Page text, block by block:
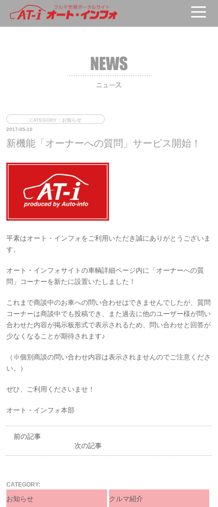
>ニュース> 新機能「オーナーへの質問」サービス開始！
CATEGORY：お知らせ
2017-05-10
新機能「オーナーへの質問」サービス開始！
平素はオート・インフォをご利用いただき誠にありがとうございま
す。
オート・インフォサイトの車輌詳細ページ内に「オーナーへの質
問」コーナーを新たに設置いたしました！
これまで商談中のお車への問い合わせはできませんでしたが、質問
コーナーは商談中でも投稿でき、また過去に他のユーザー様が問い
合わせた内容が掲示板形式で表示されるため、問い合わせと回答が
少なくなることが期待されます♪
（※個別商談の問い合わせ内容は表示されませんのでご注意くださ
い。）
ぜひ、ご利用くださいませ！
オート・インフォ本部
前の記事
次の記事
CATEGORY:
お知らせ クルマ紹介